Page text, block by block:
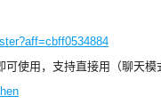
使用，支持直接用（聊天